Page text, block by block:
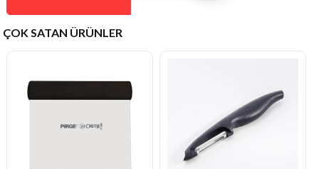
ÇOK SATAN ÜRÜNLER